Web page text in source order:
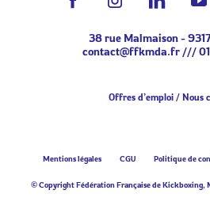
38 rue Malmaison -
contact@ffkmda.fr///
Offres d’emploi Nous
Mentions légales CGU Politique de
© Copyright Fédération Française de Kickboxing,